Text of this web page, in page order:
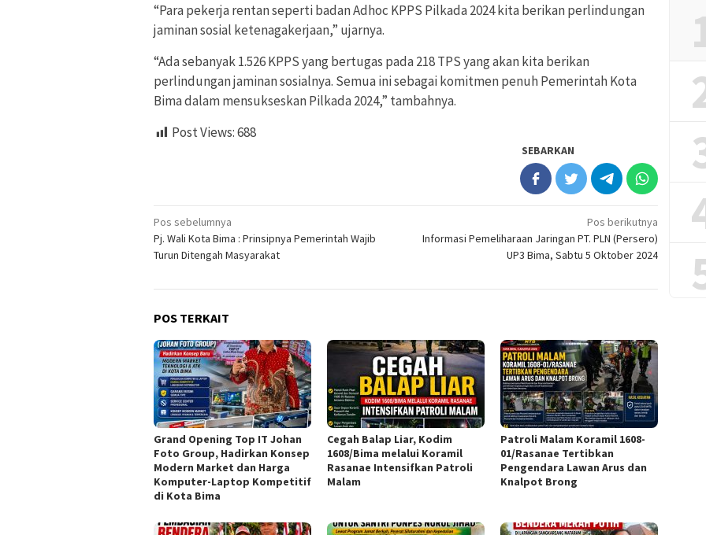
“Para pekerja rentan seperti badan Adhoc KPPS Pilkada 2024 kita berikan perlindungan
jaminan sosial ketenagakerjaan,” ujarnya.
“Ada sebanyak 1.526 KPPS yang bertugas pada 218 TPS yang akan kita berikan
perlindungan jaminan sosialnya. Semua ini sebagai komitmen penuh Pemerintah Kota
Bima dalam mensukseskan Pilkada 2024,” tambahnya.
Post Views:688
SEBARKAN
Navigasi
pos
Pos sebelumnya
Pj. Wali Kota Bima : Prinsipnya Pemerintah Wajib
Turun Ditengah Masyarakat
Pos berikutnya
Informasi Pemeliharaan Jaringan PT. PLN (Persero)
UP3 Bima, Sabtu 5 Oktober 2024
POS TERKAIT
Grand Opening Top IT Johan
Foto Group, Hadirkan Konsep
Modern Market dan Harga
Komputer-Laptop Kompetitif
di Kota Bima
Cegah Balap Liar, Kodim
1608/Bima melalui Koramil
Rasanae Intensifkan Patroli
Malam
Patroli Malam Koramil 1608-
01/Rasanae Tertibkan
Pengendara Lawan Arus dan
Knalpot Brong